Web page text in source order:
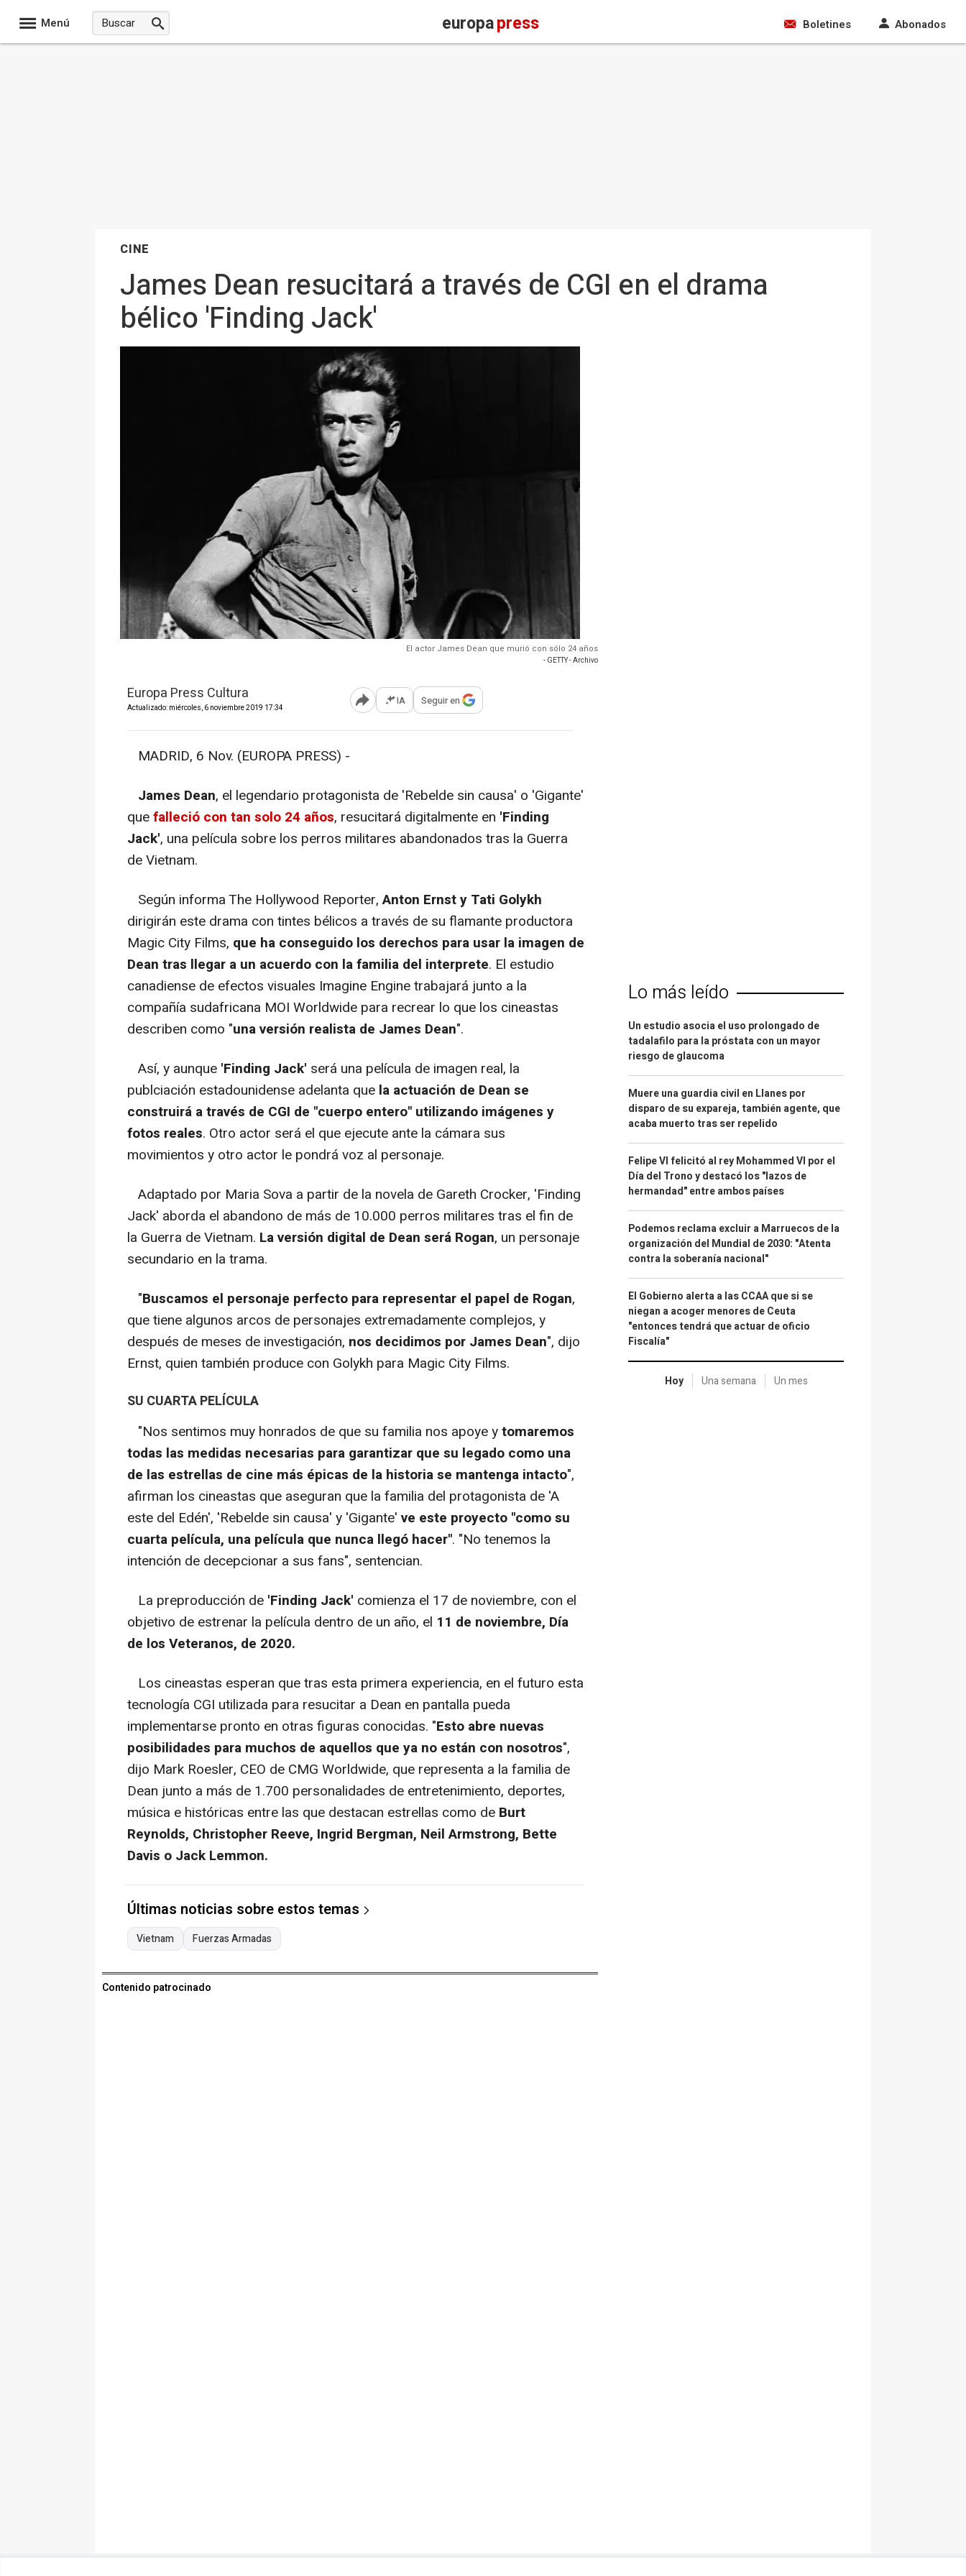
Menú europapress Boletines Abonados
CINE
James Dean resucitará a través de CGI en el drama
bélico 'Finding Jack'
El actor James Dean que murió con sólo 24 años
- GETTY - Archivo
Europa Press Cultura
Actualizado: miércoles, 6 noviembre 2019 17:34 Abrir opciones para compartir
IA Seguir en
MADRID, 6 Nov. (EUROPA PRESS) -
James Dean, el legendario protagonista de 'Rebelde sin causa' o 'Gigante'
quefalleció con tan solo 24 años, resucitará digitalmente en 'Finding
Jack', una película sobre los perros militares abandonados tras la Guerra
de Vietnam.
Según informa The Hollywood Reporter,Anton Ernst y Tati Golykh
dirigirán este drama con tintes bélicos a través de su flamante productora
Magic City Films, que ha conseguido los derechos para usar la imagen de
Dean tras llegar a un acuerdo con la familia del interprete. El estudio
canadiense de efectos visuales Imagine Engine trabajará junto a la
compañía sudafricana MOI Worldwide para recrear lo que los cineastas
describen como "una versión realista de James Dean".
Así, y aunque 'Finding Jack' será una película de imagen real, la
publciación estadounidense adelanta que la actuación de Dean se
construirá a través de CGI de "cuerpo entero" utilizando imágenes y
fotos reales. Otro actor será el que ejecute ante la cámara sus
movimientos y otro actor le pondrá voz al personaje.
Adaptado por Maria Sova a partir de la novela de Gareth Crocker, 'Finding
Jack' aborda el abandono de más de 10.000 perros militares tras el fin de
la Guerra de Vietnam. La versión digital de Dean será Rogan, un personaje
secundario en la trama.
"Buscamos el personaje perfecto para representar el papel de Rogan,
que tiene algunos arcos de personajes extremadamente complejos, y
después de meses de investigación, nos decidimos por James Dean", dijo
Ernst, quien también produce con Golykh para Magic City Films.
SU CUARTA PELÍCULA
"Nos sentimos muy honrados de que su familia nos apoye ytomaremos
todas las medidas necesarias para garantizar que su legado como una
de las estrellas de cine más épicas de la historia se mantenga intacto",
afirman los cineastas que aseguran que la familia del protagonista de 'A
este del Edén', 'Rebelde sin causa' y 'Gigante' ve este proyecto "como su
cuarta película, una película que nunca llegó hacer". "No tenemos la
intención de decepcionar a sus fans", sentencian.
La preproducción de 'Finding Jack' comienza el 17 de noviembre, con el
objetivo de estrenar la película dentro de un año, el 11 de noviembre, Día
de los Veteranos, de 2020.
Los cineastas esperan que tras esta primera experiencia, en el futuro esta
tecnología CGI utilizada para resucitar a Dean en pantalla pueda
implementarse pronto en otras figuras conocidas. "Esto abre nuevas
posibilidades para muchos de aquellos que ya no están con nosotros",
dijo Mark Roesler, CEO de CMG Worldwide, que representa a la familia de
Dean junto a más de 1.700 personalidades de entretenimiento, deportes,
música e históricas entre las que destacan estrellas como de Burt
Reynolds, Christopher Reeve, Ingrid Bergman, Neil Armstrong, Bette
Davis o Jack Lemmon.
Últimas noticias sobre estos temas
Vietnam Fuerzas Armadas
Contenido patrocinado
Lo más leído
Un estudio asocia el uso prolongado de
tadalafilo para la próstata con un mayor
riesgo de glaucoma
Muere una guardia civil en Llanes por
disparo de su expareja, también agente, que
acaba muerto tras ser repelido
Felipe VI felicitó al rey Mohammed VI por el
Día del Trono y destacó los "lazos de
hermandad" entre ambos países
Podemos reclama excluir a Marruecos de la
organización del Mundial de 2030: "Atenta
contra la soberanía nacional"
El Gobierno alerta a las CCAA que si se
niegan a acoger menores de Ceuta
"entonces tendrá que actuar de oficio
Fiscalía"
Hoy Una semana Un mes